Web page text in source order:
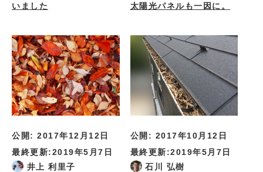
いました
太陽光パネルも一因に。
公開: 2017年12月12日
最終更新:2019年5月7日
井上 利里子
公開: 2017年10月12日
最終更新:2019年5月7日
石川 弘樹